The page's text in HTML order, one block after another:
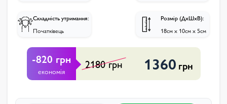
Складність утримання:
Початківець
Розмір (ДхШхВ):
18см х 10см х 5см
-820 грн
економія 2180 грн 1360 грн